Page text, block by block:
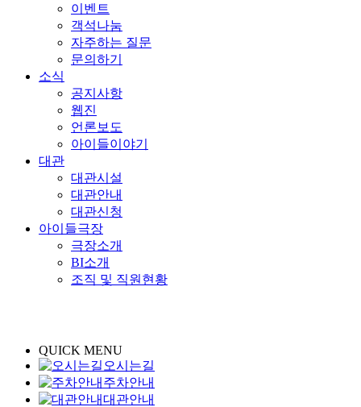
이벤트
객석나눔
자주하는 질문
문의하기
소식
공지사항
웹진
언론보도
아이들이야기
대관
대관시설
대관안내
대관신청
아이들극장
극장소개
BI소개
조직 및 직원현황
QUICK MENU
오시는길
주차안내
대관안내